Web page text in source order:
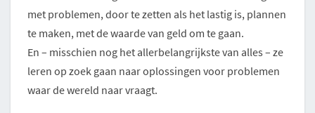
met problemen, door te zetten als het lastig is, plannen
te maken, met de waarde van geld om te gaan.
En – misschien nog het allerbelangrijkste van alles – ze
leren op zoek gaan naar oplossingen voor problemen
waar de wereld naar vraagt.